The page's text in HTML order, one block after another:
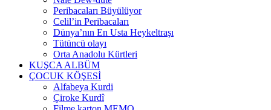
Peribacaları Büyülüyor
Celil’in Peribacaları
Dünya’nın En Usta Heykeltraşı
Tütüncü olayı
Orta Anadolu Kürtleri
KUŞCA ALBÜM
ÇOCUK KÖŞESİ
Alfabeya Kurdi
Çiroke Kurdî